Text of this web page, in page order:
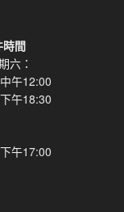
時間
六：
午12:00
午18:30
午17:00